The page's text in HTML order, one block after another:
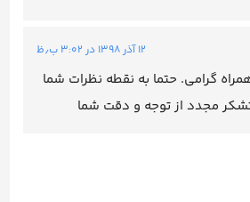
۱۲ آذر ۱۳۹۸ در ۳:۰۲ ب٫ظ
گرامی. حتما به نقطه نظرات شما
مجدد از توجه و دقت شما